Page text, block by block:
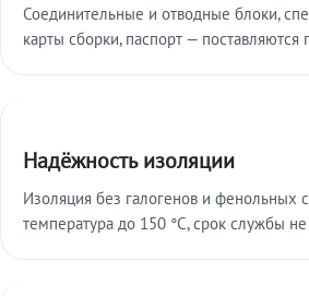
Соединительные и отводные блоки,
карты сборки, паспорт — поставляются
Надёжность изоляции
Изоляция без галогенов и фенольных
температура до 150 °C, срок службы